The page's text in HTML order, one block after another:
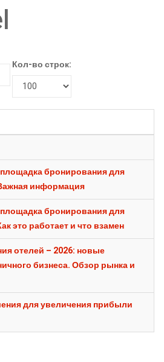
Кол-во строк:
бронирования для
информация
бронирования для
это работает и что взамен
отелей – 2026: новые
бизнеса. Обзор рынка и
для увеличения прибыли